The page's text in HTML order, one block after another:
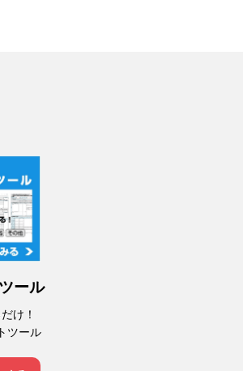
ール
け！
ツール